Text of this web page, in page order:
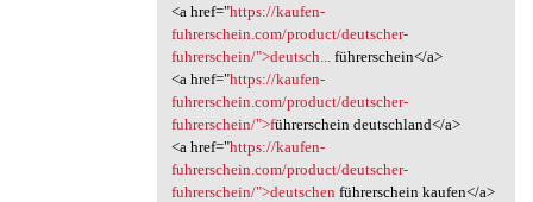
<a href="https://kaufen-
fuhrerschein.com/product/deutscher-
fuhrerschein/">deutsch...
führerschein</a>
<a href="https://kaufen-
fuhrerschein.com/product/deutscher-
fuhrerschein/">führerschein deutschland</a>
<a href="https://kaufen-
fuhrerschein.com/product/deutscher-
fuhrerschein/">deutschen führerschein kaufen</a>